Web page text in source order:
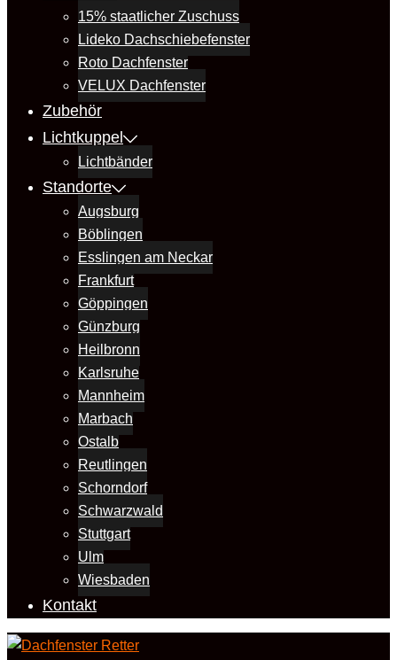
15% staatlicher Zuschuss
Lideko Dachschiebefenster
Roto Dachfenster
VELUX Dachfenster
Zubehör
Lichtkuppel
Lichtbänder
Standorte
Augsburg
Böblingen
Esslingen am Neckar
Frankfurt
Göppingen
Günzburg
Heilbronn
Karlsruhe
Mannheim
Marbach
Ostalb
Reutlingen
Schorndorf
Schwarzwald
Stuttgart
Ulm
Wiesbaden
Kontakt